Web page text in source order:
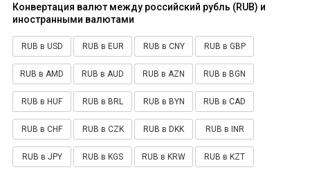
Конвертация валют между российский рубль (RUB) и
иностранными валютами
RUB в USD RUB в EUR RUB в CNY RUB в GBP
RUB в AMD RUB в AUD RUB в AZN RUB в BGN
RUB в HUF RUB в BRL RUB в BYN RUB в CAD
RUB в CHF RUB в CZK RUB в DKK RUB в INR
RUB в JPY RUB в KGS RUB в KRW RUB в KZT